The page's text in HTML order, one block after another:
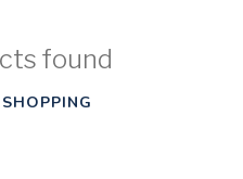
found